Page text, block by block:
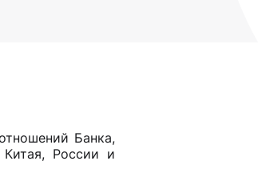
Банка,
Китая, России и